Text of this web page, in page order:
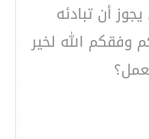
أن تبادئه
وفقكم الله لخير